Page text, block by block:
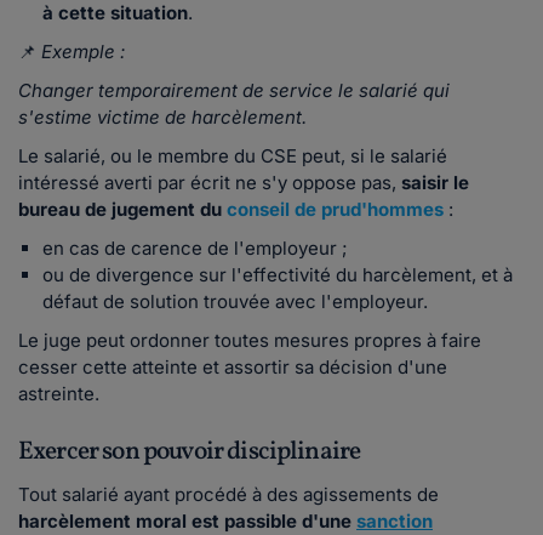
à cette situation.
📌 Exemple :
Changer temporairement de service le salarié qui
s'estime victime de harcèlement.
Le salarié, ou le membre du CSE peut, si le salarié
intéressé averti par écrit ne s'y oppose pas, saisir le
bureau de jugement du conseil de prud'hommes :
en cas de carence de l'employeur ;
ou de divergence sur l'effectivité du harcèlement, et à
défaut de solution trouvée avec l'employeur.
Le juge peut ordonner toutes mesures propres à faire
cesser cette atteinte et assortir sa décision d'une
astreinte.
Exercer son pouvoir disciplinaire
Tout salarié ayant procédé à des agissements de
harcèlement moral est passible d'une sanction